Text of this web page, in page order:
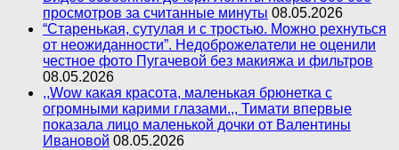
просмотров за считанные минуты 08.05.2026
“Старенькая, сутулая и с тростью. Можно рехнуться
от неожиданности”. Недоброжелатели не оценили
честное фото Пугачевой без макияжа и фильтров
08.05.2026
,,Wow какая красота, маленькая брюнетка с
огромными карими глазами.,, Тимати впервые
показала лицо маленькой дочки от Валентины
Ивановой 08.05.2026